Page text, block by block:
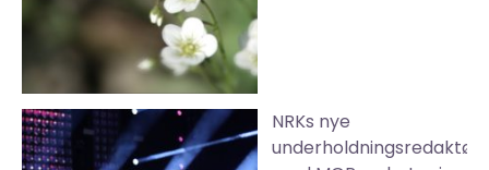
NRKs nye
underholdningsredaktør